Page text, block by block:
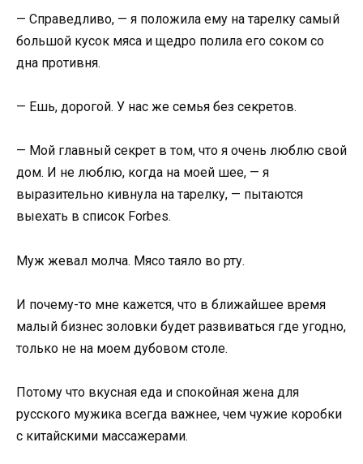
— Справедливо, — я положила ему на тарелку самый
большой кусок мяса и щедро полила его соком со
дна противня.
— Ешь, дорогой. У нас же семья без секретов.
— Мой главный секрет в том, что я очень люблю свой
дом. И не люблю, когда на моей шее, — я
выразительно кивнула на тарелку, — пытаются
выехать в список Forbes.
Муж жевал молча. Мясо таяло во рту.
И почему-то мне кажется, что в ближайшее время
малый бизнес золовки будет развиваться где угодно,
только не на моем дубовом столе.
Потому что вкусная еда и спокойная жена для
русского мужика всегда важнее, чем чужие коробки
с китайскими массажерами.